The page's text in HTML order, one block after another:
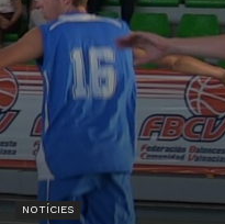
NOTÍCIES